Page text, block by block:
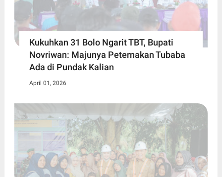
Kukuhkan 31 Bolo Ngarit TBT, Bupati
Novriwan: Majunya Peternakan Tubaba
Ada di Pundak Kalian
April 01, 2026